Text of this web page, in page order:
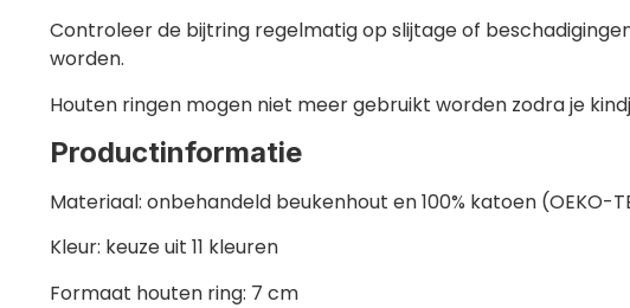
Controleer de bijtring regelmatig op slijtage of
worden.
Houten ringen mogen niet meer gebruikt worden zodra je
Productinformatie
Materiaal: onbehandeld beukenhout en 100% katoen (OEKO-
Kleur: keuze uit 11 kleuren
Formaat houten ring: 7 cm